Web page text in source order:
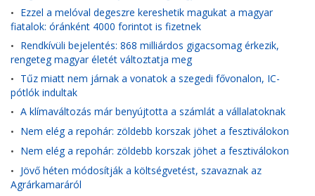
• Ezzel a melóval degeszre kereshetik magukat a magyar
fiatalok: óránként 4000 forintot is fizetnek
• Rendkívüli bejelentés: 868 milliárdos gigacsomag érkezik,
rengeteg magyar életét változtatja meg
• Tűz miatt nem járnak a vonatok a szegedi fővonalon, IC-
pótlók indultak
• A klímaváltozás már benyújtotta a számlát a vállalatoknak
• Nem elég a repohár: zöldebb korszak jöhet a fesztiválokon
• Nem elég a repohár: zöldebb korszak jöhet a fesztiválokon
• Jövő héten módosítják a költségvetést, szavaznak az
Agrárkamaráról